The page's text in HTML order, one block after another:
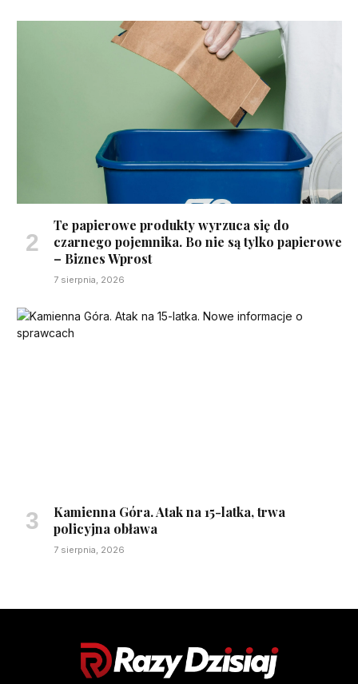
Te papierowe produkty wyrzuca się do
czarnego pojemnika. Bo nie są tylko papierowe
– Biznes Wprost
7 sierpnia, 2026
Kamienna Góra. Atak na 15-latka, trwa
policyjna obława
7 sierpnia, 2026